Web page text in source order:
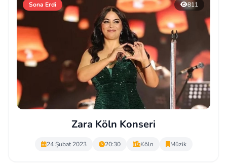
Sona Erdi 811
Zara Köln Konseri
24 Şubat 2023 20:30 Köln Müzik